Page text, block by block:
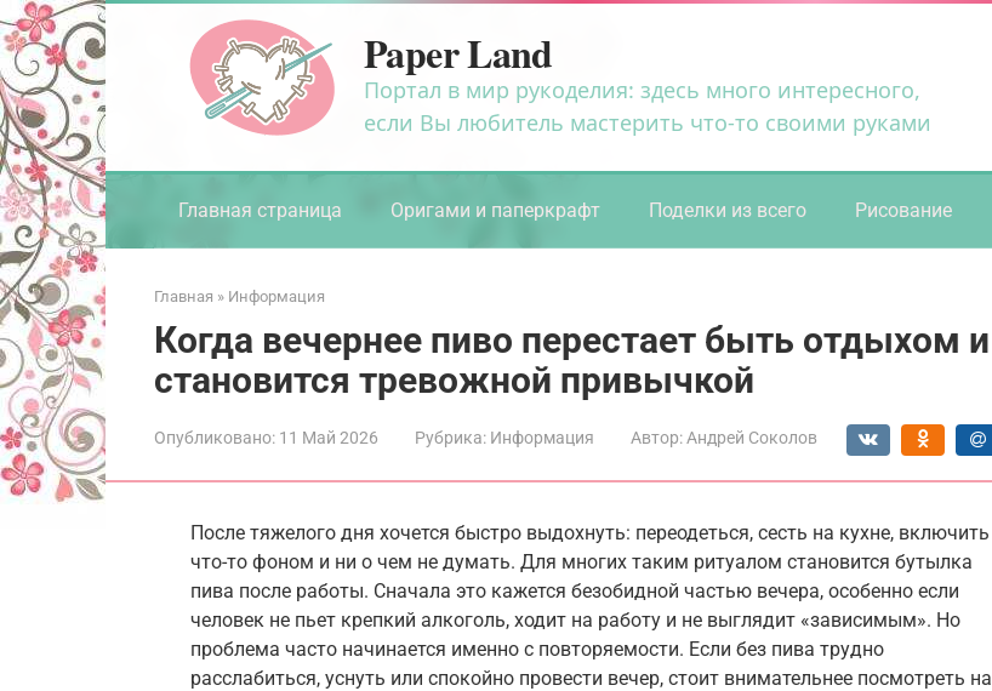
Перейти
к
контенту
Paper Land
Портал в мир рукоделия: здесь много интересного,
если Вы любитель мастерить что-то своими руками
Главная страница Оригами и паперкрафт Поделки из всего Рисование
Главная » Информация
Когда вечернее пиво перестает быть отдыхом и
становится тревожной привычкой
Опубликовано: 11 Май 2026 Рубрика: Информация Автор: Андрей Соколов
После тяжелого дня хочется быстро выдохнуть: переодеться, сесть на кухне, включить
что-то фоном и ни о чем не думать. Для многих таким ритуалом становится бутылка
пива после работы. Сначала это кажется безобидной частью вечера, особенно если
человек не пьет крепкий алкоголь, ходит на работу и не выглядит «зависимым». Но
проблема часто начинается именно с повторяемости. Если без пива трудно
расслабиться, уснуть или спокойно провести вечер, стоит внимательнее посмотреть на